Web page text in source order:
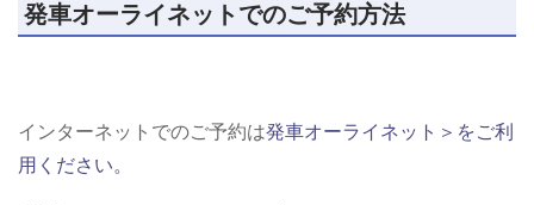
発車オーライネットでのご予約方法
インターネットでのご予約は発車オーライネット＞をご利
用ください。